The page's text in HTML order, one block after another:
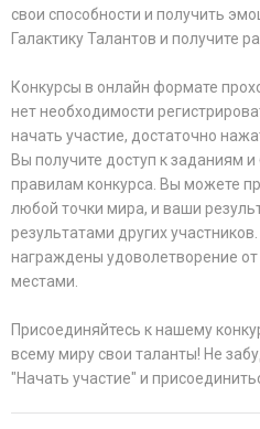
свои способности и получить
Галактику Талантов и получите
Конкурсы в онлайн формате
нет необходимости
начать участие, достаточно
Вы получите доступ к заданиям
правилам конкурса. Вы можете
любой точки мира, и ваши
результатами других
награждены удоволетворение
местами.
Присоединяйтесь к нашему
всему миру свои таланты! Не
"Начать участие" и